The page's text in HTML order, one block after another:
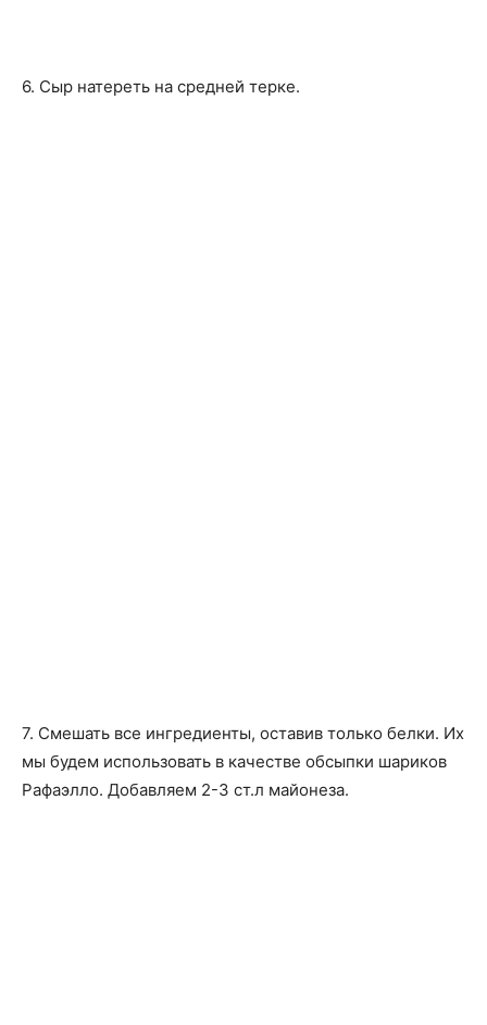
6. Сыр натереть на средней терке.
7. Смешать все ингредиенты, оставив только белки. Их
мы будем использовать в качестве обсыпки шариков
Рафаэлло. Добавляем 2-3 ст.л майонеза.